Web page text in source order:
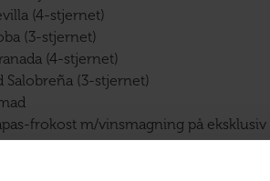
(4-stjernet)
(3-stjernet)
(4-stjernet)
Salobreña (3-stjernet)
frokost m/vinsmagning på
hotellet inkl. 1 glas vin & vand (dag 8+9)